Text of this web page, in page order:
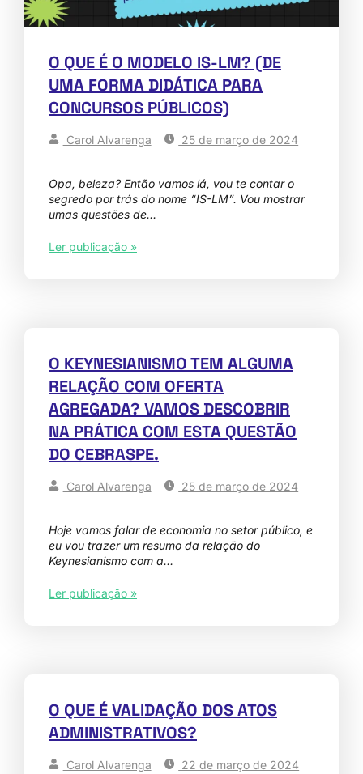
O QUE É O MODELO IS-LM? (DE
UMA FORMA DIDÁTICA PARA
CONCURSOS PÚBLICOS)
Carol Alvarenga 25 de março de 2024
Opa, beleza? Então vamos lá, vou te contar o
segredo por trás do nome “IS-LM”. Vou mostrar
umas questões de…
Ler publicação »
O KEYNESIANISMO TEM ALGUMA
RELAÇÃO COM OFERTA
AGREGADA? VAMOS DESCOBRIR
NA PRÁTICA COM ESTA QUESTÃO
DO CEBRASPE.
Carol Alvarenga 25 de março de 2024
Hoje vamos falar de economia no setor público, e
eu vou trazer um resumo da relação do
Keynesianismo com a…
Ler publicação »
O QUE É VALIDAÇÃO DOS ATOS
ADMINISTRATIVOS?
Carol Alvarenga 22 de março de 2024